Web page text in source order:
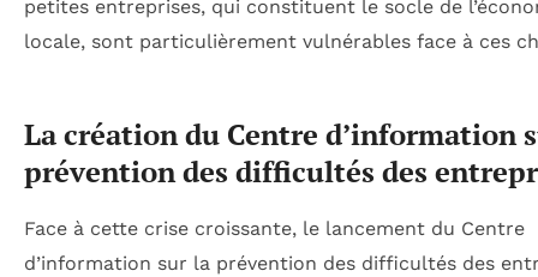
petites entreprises, qui constituent le socle de
locale, sont particulièrement vulnérables face à ces
La création du Centre d’information
prévention des difficultés des
Face à cette crise croissante, le lancement du Centre
d’information sur la prévention des difficultés des